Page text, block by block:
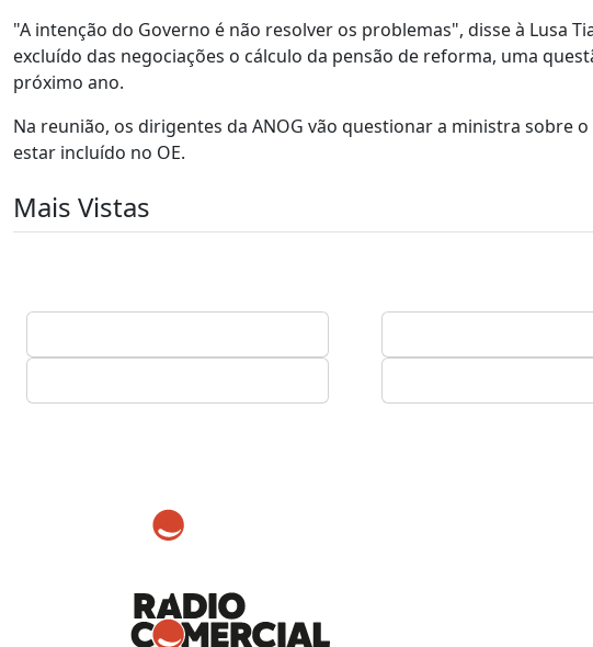
"A intenção do Governo é não resolver os problemas", disse à Lusa
excluído das negociações o cálculo da pensão de reforma, uma
próximo ano.
Na reunião, os dirigentes da ANOG vão questionar a ministra sobre
estar incluído no OE.
Mais Vistas